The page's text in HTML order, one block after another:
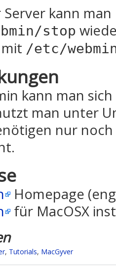
kann
stop
/etc/
kann man
man unter
nur
Homepage
für MacOSX
, Tutorials, MacGyver